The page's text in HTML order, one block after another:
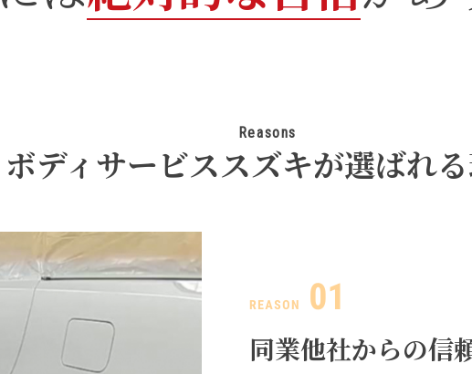
Reasons
ボディサービススズキが選ばれ
同業他社からの信